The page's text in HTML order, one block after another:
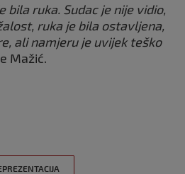
bila ruka. Sudac je nije vidio,
ruka je bila ostavljena,
ali namjeru je uvijek teško
Mažić.